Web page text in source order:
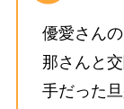
優愛さん
那さんと
手だった